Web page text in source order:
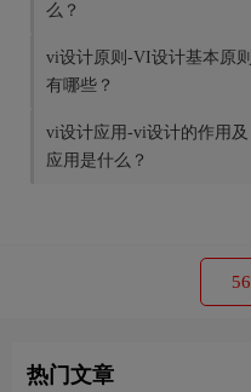
么？
vi设计原则-VI设计基本原则
有哪些？
vi设计应用-vi设计的作用及
应用是什么？
56
热门文章